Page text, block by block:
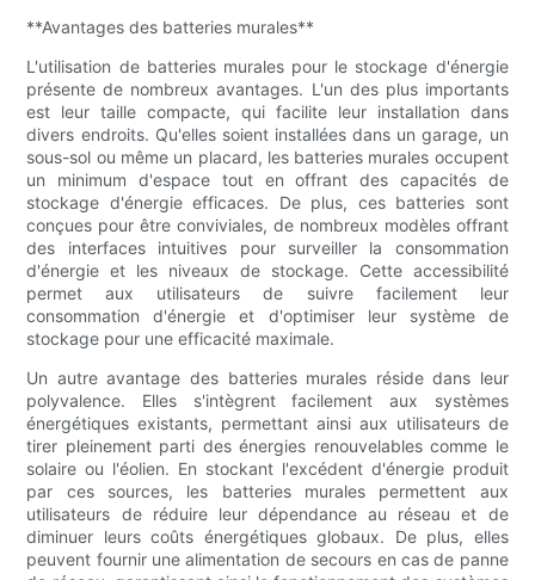
**Avantages des batteries murales**
L'utilisation de batteries murales pour le stockage d'énergie
présente de nombreux avantages. L'un des plus importants
est leur taille compacte, qui facilite leur installation dans
divers endroits. Qu'elles soient installées dans un garage, un
sous-sol ou même un placard, les batteries murales occupent
un minimum d'espace tout en offrant des capacités de
stockage d'énergie efficaces. De plus, ces batteries sont
conçues pour être conviviales, de nombreux modèles offrant
des interfaces intuitives pour surveiller la consommation
d'énergie et les niveaux de stockage. Cette accessibilité
permet aux utilisateurs de suivre facilement leur
consommation d'énergie et d'optimiser leur système de
stockage pour une efficacité maximale.
Un autre avantage des batteries murales réside dans leur
polyvalence. Elles s'intègrent facilement aux systèmes
énergétiques existants, permettant ainsi aux utilisateurs de
tirer pleinement parti des énergies renouvelables comme le
solaire ou l'éolien. En stockant l'excédent d'énergie produit
par ces sources, les batteries murales permettent aux
utilisateurs de réduire leur dépendance au réseau et de
diminuer leurs coûts énergétiques globaux. De plus, elles
peuvent fournir une alimentation de secours en cas de panne